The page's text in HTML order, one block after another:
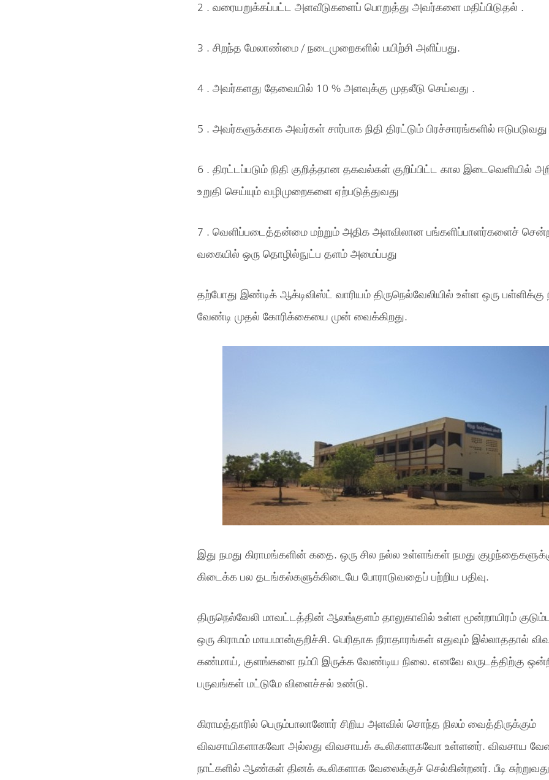
2 . வரையறுக்கப்பட்ட அளவீடுகளைப் பொறுத்து அவர்களை மதிப்பிடுதல் .
3 . சிறந்த மேலாண்மை / நடைமுறைகளில் பயிற்சி அளிப்பது.
4 . அவர்களது தேவையில் 10 % அளவுக்கு முதலீடு செய்வது .
5 . அவர்களுக்காக அவர்கள் சார்பாக நிதி திரட்டும் பிரச்சாரங்களில் ஈடுபடுவது
6 . திரட்டப்படும் நிதி குறித்தான தகவல்கள் குறிப்பிட்ட கால இடைவெளியில்
உறுதி செய்யும் வழிமுறைகளை ஏற்படுத்துவது
7 . வெளிப்படைத்தன்மை மற்றும் அதிக அளவிலான பங்களிப்பாளர்களைச்
வகையில் ஒரு தொழில்நுட்ப தளம் அமைப்பது
தற்போது இண்டிக் ஆக்டிவிஸ்ட் வாரியம் திருநெல்வேலியில் உள்ள ஒரு பள்ளிக்கு
வேண்டி முதல் கோரிக்கையை முன் வைக்கிறது.
இது நமது கிராமங்களின் கதை. ஒரு சில நல்ல உள்ளங்கள் நமது
கிடைக்க பல தடங்கல்களுக்கிடையே போராடுவதைப் பற்றிய பதிவு.
திருநெல்வேலி மாவட்டத்தின் ஆலங்குளம் தாலுகாவில் உள்ள மூன்றாயிரம்
ஒரு கிராமம் மாயமான்குறிச்சி. பெரிதாக நீராதாரங்கள் எதுவும் இல்லாததால்
கண்மாய், குளங்களை நம்பி இருக்க வேண்டிய நிலை. எனவே வருடத்திற்கு
பருவங்கள் மட்டுமே விளைச்சல் உண்டு.
கிராமத்தாரில் பெரும்பாலானோர் சிறிய அளவில் சொந்த நிலம் வைத்திருக்கும்
விவசாயிகளாகவோ அல்லது விவசாயக் கூலிகளாகவோ உள்ளனர். விவசாய
நாட்களில் ஆண்கள் தினக் கூலிகளாக வேலைக்குச் செல்கின்றனர். பீடி